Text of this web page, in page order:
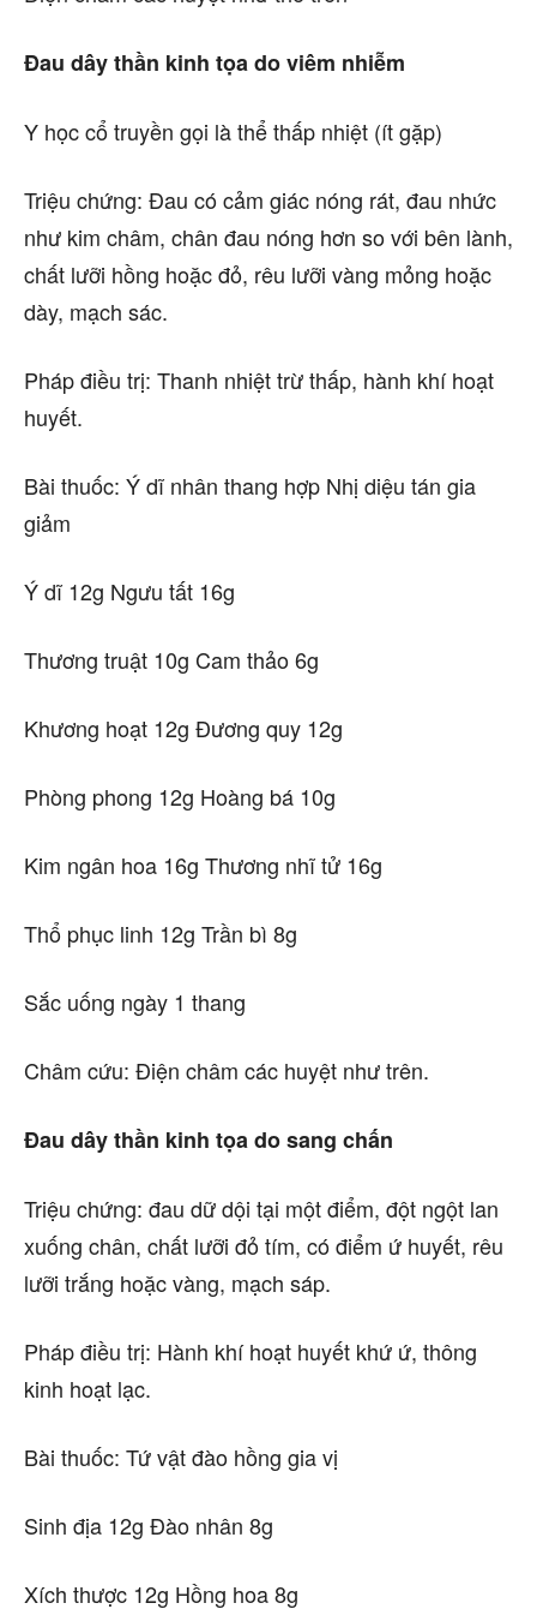
Đau dây thần kinh tọa do viêm nhiễm
Y học cổ truyền gọi là thể thấp nhiệt (ít gặp)
Triệu chứng: Đau có cảm giác nóng rát, đau nhức
như kim châm, chân đau nóng hơn so với bên lành,
chất lưỡi hồng hoặc đỏ, rêu lưỡi vàng mỏng hoặc
dày, mạch sác.
Pháp điều trị: Thanh nhiệt trừ thấp, hành khí hoạt
huyết.
Bài thuốc: Ý dĩ nhân thang hợp Nhị diệu tán gia
giảm
Ý dĩ 12g Ngưu tất 16g
Thương truật 10g Cam thảo 6g
Khương hoạt 12g Đương quy 12g
Phòng phong 12g Hoàng bá 10g
Kim ngân hoa 16g Thương nhĩ tử 16g
Thổ phục linh 12g Trần bì 8g
Sắc uống ngày 1 thang
Châm cứu: Điện châm các huyệt như trên.
Đau dây thần kinh tọa do sang chấn
Triệu chứng: đau dữ dội tại một điểm, đột ngột lan
xuống chân, chất lưỡi đỏ tím, có điểm ứ huyết, rêu
lưỡi trắng hoặc vàng, mạch sáp.
Pháp điều trị: Hành khí hoạt huyết khứ ứ, thông
kinh hoạt lạc.
Bài thuốc: Tứ vật đào hồng gia vị
Sinh địa 12g Đào nhân 8g
Xích thược 12g Hồng hoa 8g